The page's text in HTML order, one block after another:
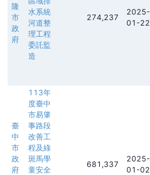
隆
市
政
府
水系統
河道整
理工程
委託監
造
274,237
2025-
01-22
臺
中
市
政
府
113年
度臺中
市易肇
事路段
改善工
程及綠
斑馬學
童安全
681,337
2025-
01-02